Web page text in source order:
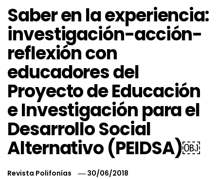
Saber en la experiencia:
investigación-acción-
reflexión con
educadores del
Proyecto de Educación
e Investigación para el
Desarrollo Social
Alternativo (PEIDSA)￼
Revista Polifonías
30/06/2018